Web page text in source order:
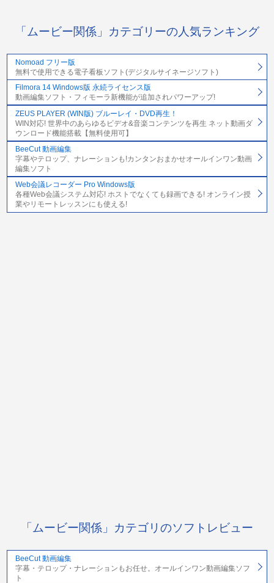
「ムービー関係」カテゴリーの人気ランキング
Nomoad フリー版
無料で使用できる電子看板ソフト(デジタルサイネージソフト)
Filmora 14 Windows版 永続ライセンス版
動画編集ソフト・フィモーラ新機能が追加されパワーアップ!
ZEUS PLAYER (WIN版) ブルーレイ・DVD再生！
WIN対応! 世界中のあらゆるビデオ&音楽コンテンツを再生 ネット動画ダ
ウンロード機能搭載【無料使用可】
BeeCut 動画編集
字幕やテロップ、ナレーションも!カンタンおまかせオールインワン動画
編集ソフト
Web会議レコーダー Pro Windows版
各種Web会議システム対応! ホストでなくても録画できる! オンライン授
業やリモートレッスンにも使える!
「ムービー関係」カテゴリのソフトレビュー
BeeCut 動画編集
字幕・テロップ・ナレーションもお任せ。オールインワン動画編集ソフ
ト